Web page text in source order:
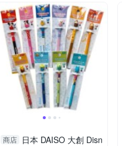
商店 日本 DAISO 大創 Disn